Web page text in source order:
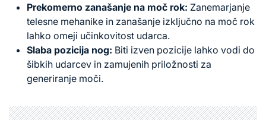
Prekomerno zanašanje na moč rok: Zanemarjanje
telesne mehanike in zanašanje izključno na moč rok
lahko omeji učinkovitost udarca.
Slaba pozicija nog: Biti izven pozicije lahko vodi do
šibkih udarcev in zamujenih priložnosti za
generiranje moči.